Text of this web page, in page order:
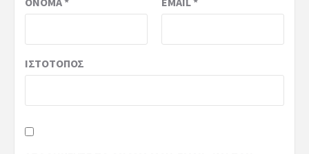
ΙΣΤΌΤΟΠΟΣ